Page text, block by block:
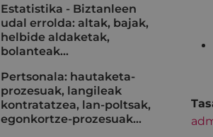
Estatistika - Biztanleen
udal errolda: altak, bajak,
helbide aldaketak,
bolanteak...
Pertsonala: hautaketa-
prozesuak, langileak
kontratatzea, lan-poltsak,
egonkortze-prozesuak...